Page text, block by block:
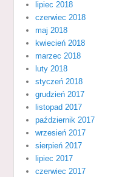
lipiec 2018
czerwiec 2018
maj 2018
kwiecień 2018
marzec 2018
luty 2018
styczeń 2018
grudzień 2017
listopad 2017
październik 2017
wrzesień 2017
sierpień 2017
lipiec 2017
czerwiec 2017